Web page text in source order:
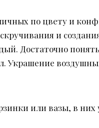
по цвету и
и
Достаточно
Украшение
или вазы, в